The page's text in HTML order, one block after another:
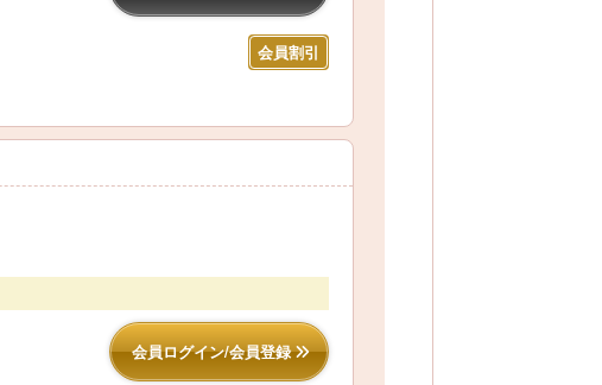
会員割引
会員ログイン/会員登録